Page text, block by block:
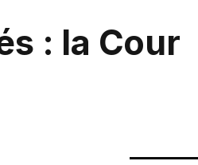
: la Cour